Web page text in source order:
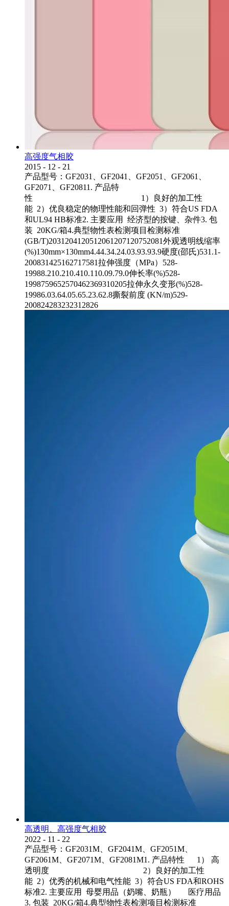
高强度气相胶
2015 - 12 - 21
产品型号：GF2031、GF2041、GF2051、GF2061、
GF2071、GF20811. 产品特
性 1）良好的加工性
能 2）优良稳定的物理性能和回弹性 3）符合US FDA
和UL94 HB标准2. 主要应用 经济型的按键、杂件3. 包
装 20KG/箱4.典型物性表检测项目检测标准
(GB/T)2031204120512061207120752081外观透明线缩率
(%)130mm×130mm4.44.34.24.03.93.93.9硬度(邵氏)531.1-
200831425162717581拉伸强度（MPa）528-
19988.210.210.410.110.09.79.0伸长率(%)528-
1998759652570462369310205拉伸永久变形(%)528-
19986.03.64.05.65.23.62.8撕裂前度 (KN/m)529-
200824283232312826
高透明、高强度气相胶
2022 - 11 - 22
产品型号：GF2031M、GF2041M、GF2051M、
GF2061M、GF2071M、GF2081M1. 产品特性 1） 高
透明度 2）良好的加工性
能 2）优秀的机械和电气性能 3）符合US FDA和ROHS
标准2. 主要应用 母婴用品（奶嘴、奶瓶） 医疗用品
3. 包装 20KG/箱4.典型物性表检测项目检测标准